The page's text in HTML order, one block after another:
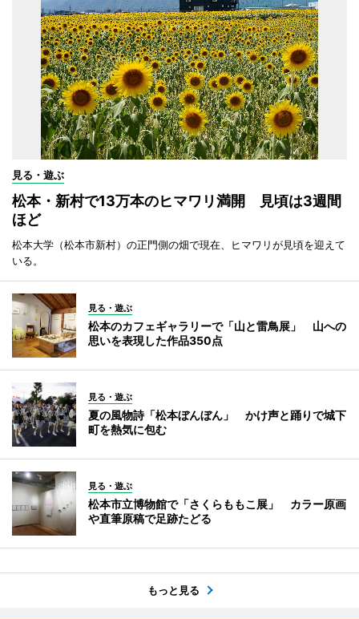
見る・遊ぶ
松本・新村で13万本のヒマワリ満開 見頃は3週間
ほど
松本大学（松本市新村）の正門側の畑で現在、ヒマワリが見頃を迎えて
いる。
見る・遊ぶ
松本のカフェギャラリーで「山と雷鳥展」 山への
思いを表現した作品350点
見る・遊ぶ
夏の風物詩「松本ぼんぼん」 かけ声と踊りで城下
町を熱気に包む
見る・遊ぶ
松本市立博物館で「さくらももこ展」 カラー原画
や直筆原稿で足跡たどる
もっと見る